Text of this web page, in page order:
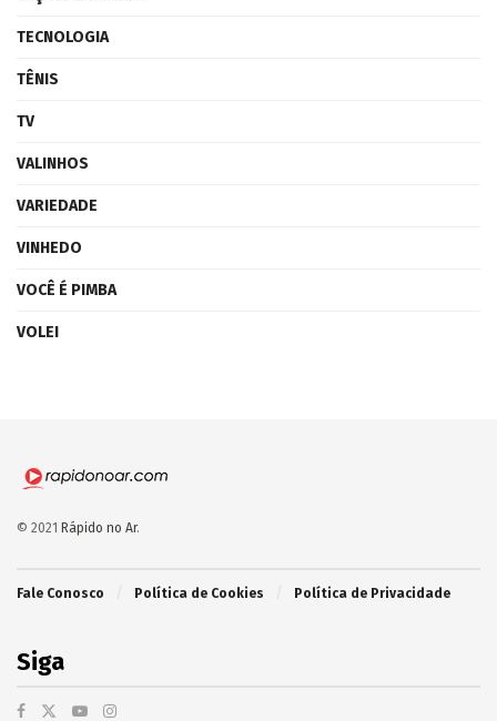
TECNOLOGIA
TÊNIS
TV
VALINHOS
VARIEDADE
VINHEDO
VOCÊ É PIMBA
VOLEI
© 2021 Rápido no Ar.
Fale Conosco Política de Cookies Política de Privacidade
Siga